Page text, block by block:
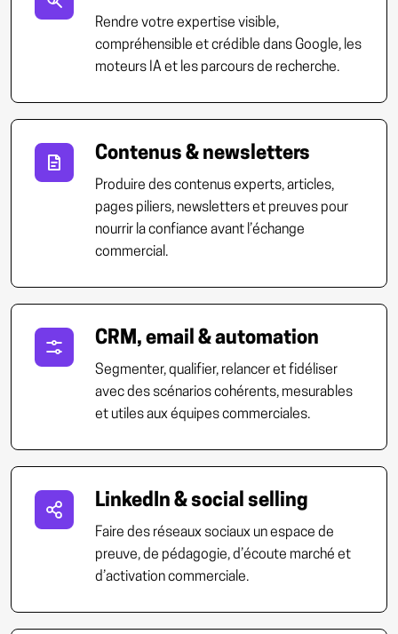
Rendre votre expertise visible,
compréhensible et crédible dans Google, les
moteurs IA et les parcours de recherche.
Contenus & newsletters
Produire des contenus experts, articles,
pages piliers, newsletters et preuves pour
nourrir la confiance avant l’échange
commercial.
CRM, email & automation
Segmenter, qualifier, relancer et fidéliser
avec des scénarios cohérents, mesurables
et utiles aux équipes commerciales.
LinkedIn & social selling
Faire des réseaux sociaux un espace de
preuve, de pédagogie, d’écoute marché et
d’activation commerciale.